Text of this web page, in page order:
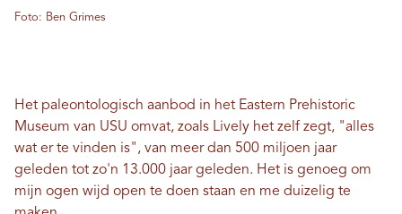
Foto: Ben Grimes
Het paleontologisch aanbod in het Eastern Prehistoric
Museum van USU omvat, zoals Lively het zelf zegt, "alles
wat er te vinden is", van meer dan 500 miljoen jaar
geleden tot zo'n 13.000 jaar geleden. Het is genoeg om
mijn ogen wijd open te doen staan ​​en me duizelig te